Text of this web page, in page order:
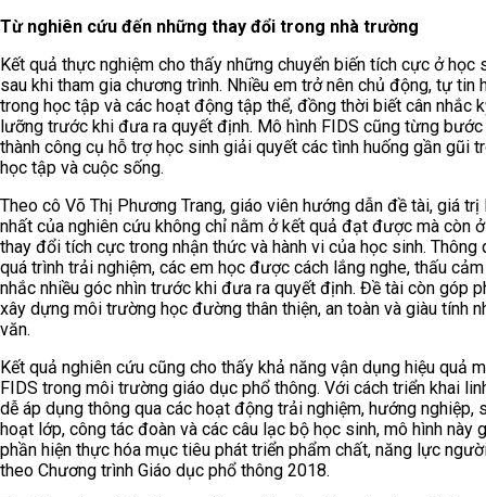
Từ nghiên cứu đến những thay đổi trong nhà trường
Kết quả thực nghiệm cho thấy những chuyển biến tích cực ở học
sau khi tham gia chương trình. Nhiều em trở nên chủ động, tự tin
trong học tập và các hoạt động tập thể, đồng thời biết cân nhắc
lưỡng trước khi đưa ra quyết định. Mô hình FIDS cũng từng
thành công cụ hỗ trợ học sinh giải quyết các tình huống gần gũi
học tập và cuộc sống.
Theo cô Võ Thị Phương Trang, giáo viên hướng dẫn đề tài, giá trị
nhất của nghiên cứu không chỉ nằm ở kết quả đạt được mà còn
thay đổi tích cực trong nhận thức và hành vi của học sinh. Thông
quá trình trải nghiệm, các em học được cách lắng nghe, thấu
nhắc nhiều góc nhìn trước khi đưa ra quyết định. Đề tài còn góp
xây dựng môi trường học đường thân thiện, an toàn và giàu tính
văn.
Kết quả nghiên cứu cũng cho thấy khả năng vận dụng hiệu quả
FIDS trong môi trường giáo dục phổ thông. Với cách triển khai
dễ áp dụng thông qua các hoạt động trải nghiệm, hướng nghiệp,
hoạt lớp, công tác đoàn và các câu lạc bộ học sinh, mô hình này
phần hiện thực hóa mục tiêu phát triển phẩm chất, năng lực
theo Chương trình Giáo dục phổ thông 2018.